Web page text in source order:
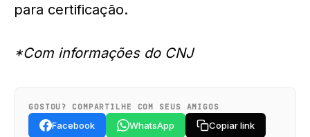
para certificação.
*Com informações do CNJ
GOSTOU? COMPARTILHE COM SEUS AMIGOS
Facebook WhatsApp Copiar link